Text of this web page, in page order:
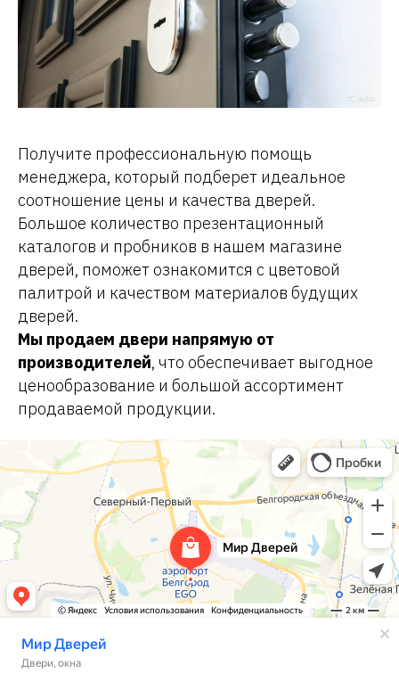
Получите профессиональную помощь
менеджера, который подберет идеальное
соотношение цены и качества дверей.
Большое количество презентационный
каталогов и пробников в нашем магазине
дверей, поможет ознакомится с цветовой
палитрой и качеством материалов будущих
дверей.
Мы продаем двери напрямую от
производителей, что обеспечивает выгодное
ценообразование и большой ассортимент
продаваемой продукции.